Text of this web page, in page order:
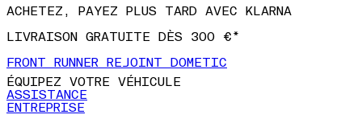
ACHETEZ, PAYEZ PLUS TARD AVEC KLARNA
LIVRAISON GRATUITE DÈS 300 €*
FRONT RUNNER REJOINT DOMETIC
ÉQUIPEZ VOTRE VÉHICULE
ASSISTANCE
ENTREPRISE